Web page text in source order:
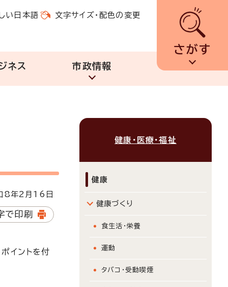
い日本語 文字サイズ・配色の変更
さがす
ネス 市政情報
年2月16日
で印刷
イントを付
健康・医療・福祉
健康
健康づくり
食生活・栄養
運動
タバコ・受動喫煙